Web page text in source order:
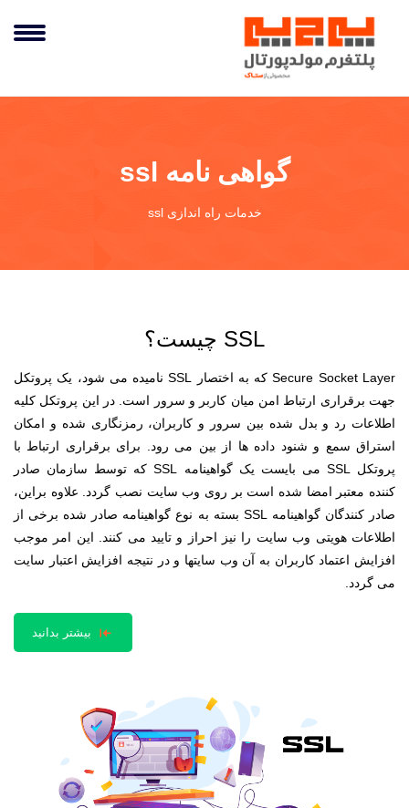
گواهی نامه ssl
خدمات راه اندازی ssl
SSL چیست؟
Secure Socket Layer که به اختصار SSL نامیده می شود، یک پروتکل
جهت برقراری ارتباط امن میان کاربر و سرور است. در این پروتکل کلیه
اطلاعات رد و بدل شده بین سرور و کاربران، رمزنگاری شده و امکان
استراق سمع و شنود داده ها از بین می رود. برای برقراری ارتباط با
پروتکل SSL می بایست یک گواهینامه SSL که توسط سازمان صادر
کننده معتبر امضا شده است بر روی وب سایت نصب گردد. علاوه براین،
صادر کنندگان گواهینامه SSL بسته به نوع گواهینامه صادر شده برخی از
اطلاعات هویتی وب سایت را نیز احراز و تایید می کنند. این امر موجب
افزایش اعتماد کاربران به آن وب سایتها و در نتیجه افزایش اعتبار سایت
می گردد.
بیشتر بدانید